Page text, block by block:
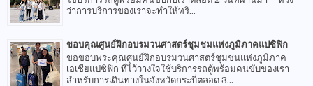
ว่าการบริการของเราจะทำให้ทริ...
ขอบคุณศูนย์ฝึกอบรมวนศาสตร์ชุมชมแห่งภูมิภาคแปซิฟิก
ขอขอบพระคุณศูนย์ฝึกอบรมวนศาสตร์ชุมชนแห่งภูมิภาค
เอเชียแปซิฟิก ที่ไว้วางใจใช้บริการรถตู้พร้อมคนขับของเรา
สำหรับการเดินทางในจังหวัดกระบี่ตลอด 3...